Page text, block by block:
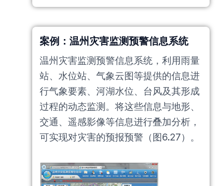
案例：温州灾害监测预警信息系统
温州灾害监测预警信息系统，利用雨量
站、水位站、气象云图等提供的信息进
行气象要素、河湖水位、台风及其形成
过程的动态监测。将这些信息与地形、
交通、遥感影像等信息进行叠加分析，
可实现对灾害的预报预警（图6.27）。